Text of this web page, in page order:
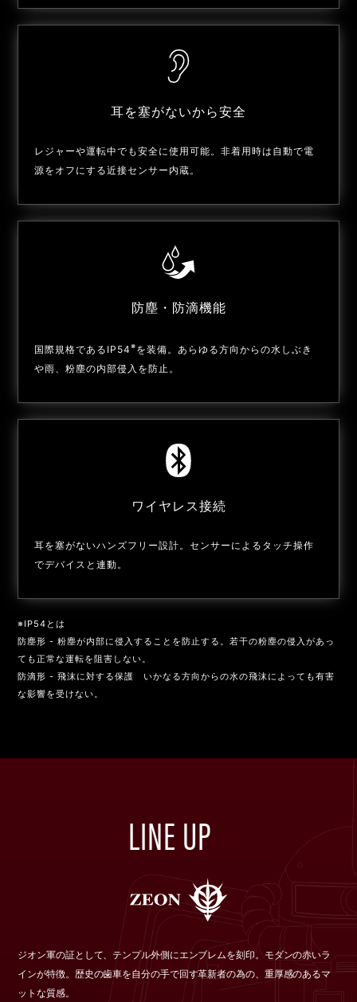
耳を塞がないから安全
レジャーや運転中でも安全に使用可能。非着用時は自動で電
源をオフにする近接センサー内蔵。
防塵・防滴機能
国際規格であるIP54※を装備。あらゆる方向からの水しぶき
や雨、粉塵の内部侵入を防止。
ワイヤレス接続
耳を塞がないハンズフリー設計。センサーによるタッチ操作
でデバイスと連動。
IP54とは
防塵形 - 粉塵が内部に侵入することを防止する。若干の粉塵の侵入があっ
ても正常な運転を阻害しない。
防滴形 - 飛沫に対する保護 いかなる方向からの水の飛沫によっても有害
な影響を受けない。
LINE UP
ジオン軍の証として、テンプル外側にエンブレムを刻印。モダンの赤いラ
インが特徴。歴史の歯車を自分の手で回す革新者の為の、重厚感のあるマ
ットな質感。